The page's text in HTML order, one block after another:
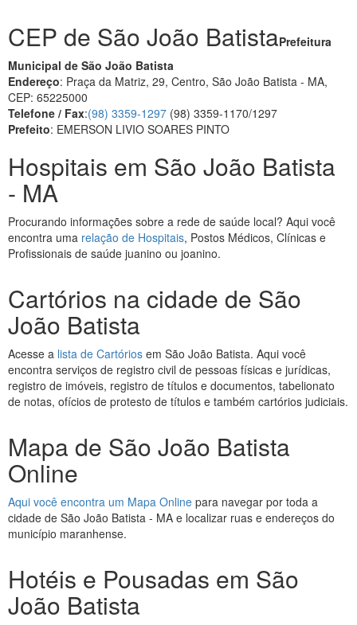
CEP de São João BatistaPrefeitura
Municipal de São João Batista
Endereço: Praça da Matriz, 29, Centro, São João Batista - MA,
CEP: 65225000
Telefone / Fax:(98) 3359-1297 (98) 3359-1170/1297
Prefeito: EMERSON LIVIO SOARES PINTO
Hospitais em São João Batista
- MA
Procurando informações sobre a rede de saúde local? Aqui você
encontra uma relação de Hospitais, Postos Médicos, Clínicas e
Profissionais de saúde juanino ou joanino.
Cartórios na cidade de São
João Batista
Acesse a lista de Cartórios em São João Batista. Aqui você
encontra serviços de registro civil de pessoas físicas e jurídicas,
registro de imóveis, registro de títulos e documentos, tabelionato
de notas, ofícios de protesto de títulos e também cartórios judiciais.
Mapa de São João Batista
Online
Aqui você encontra um Mapa Online para navegar por toda a
cidade de São João Batista - MA e localizar ruas e endereços do
município maranhense.
Hotéis e Pousadas em São
João Batista